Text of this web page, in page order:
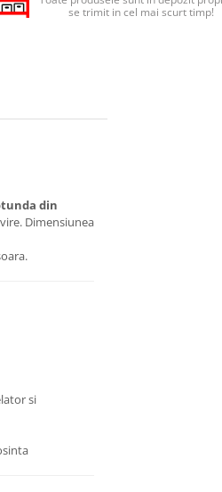
se trimit in cel mai scurt timp!
din
Dimensiunea
si